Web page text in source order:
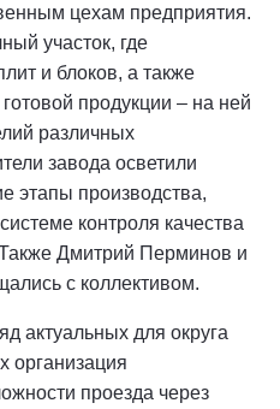
цехам предприятия.
участок, где
и блоков, а также
продукции – на ней
различных
завода осветили
этапы производства,
контроля качества
Дмитрий Перминов и
с коллективом.
актуальных для округа
организация
проезда через